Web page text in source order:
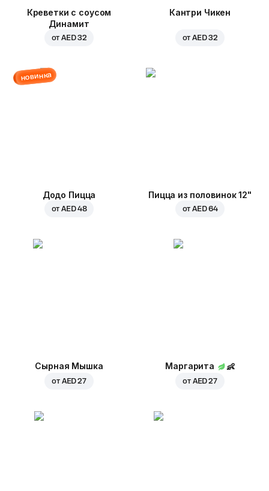
Креветки с соусом
Динамит
отAED 32
Кантри Чикен
отAED 32
новинка
Додо Пицца
отAED 48
Пицца из половинок 12"
отAED 64
Сырная Мышка
от AED 27
Маргарита 👶
от AED 27